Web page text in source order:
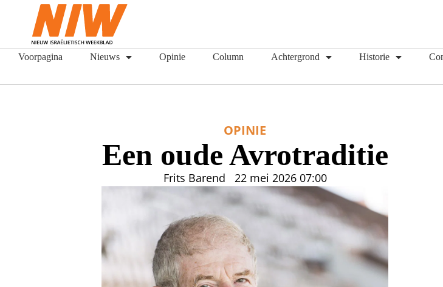
Voorpagina Nieuws Opinie Column Achtergrond Historie
OPINIE
Een oude Avrotraditie
Frits Barend 22 mei 2026 07:00